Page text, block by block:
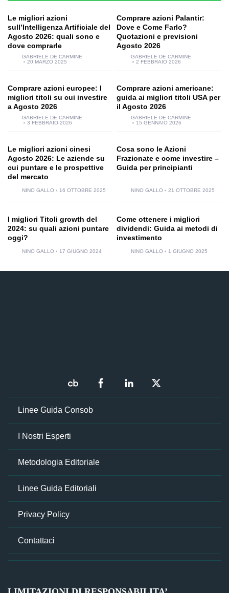
Le migliori azioni
sull’Intelligenza Artificiale del
Agosto 2026: quali sono e
dove comprarle
GABRIELE DE CARMINE
20 MARZO 2025
Comprare azioni Palantir:
Dove e Come Farlo?
Quotazioni e previsioni
Agosto 2026
GABRIELE DE CARMINE
2 FEBBRAIO 2026
Comprare azioni europee: I
migliori titoli su cui investire
a Agosto 2026
GABRIELE DE CARMINE
3 FEBBRAIO 2026
Comprare azioni americane:
guida ai migliori titoli USA per
il Agosto 2026
GABRIELE DE CARMINE
15 GENNAIO 2026
Le migliori azioni cinesi
Agosto 2026: Le aziende su
cui puntare e le prospettive
del mercato
NINO GALLO 16 OTTOBRE 2025
Cosa sono le Azioni
Frazionate e come investire –
Guida per principianti
NINO GALLO 21 OTTOBRE 2025
I migliori Titoli growth del
2024: su quali azioni puntare
oggi?
NINO GALLO 17 GIUGNO 2024
Come ottenere i migliori
dividendi: Guida ai metodi di
investimento
NINO GALLO 1 GIUGNO 2025
Linee Guida Consob
I Nostri Esperti
Metodologia Editoriale
Linee Guida Editoriali
Privacy Policy
Contattaci